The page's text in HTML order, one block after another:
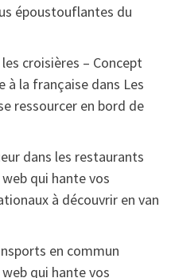
époustouflantes du
croisières – Concept
à la françaisedans Les
ressourcer en bord de
dans les restaurants
qui hante vos
à découvrir en van
en commun
qui hante vos